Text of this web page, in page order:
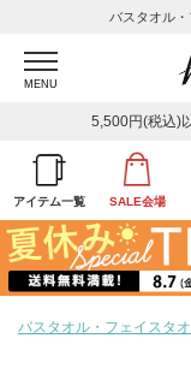
バスタオル
MENU
5,500円(税込)
アイテム一覧 SALE会場
バスタオル・フェイスタ